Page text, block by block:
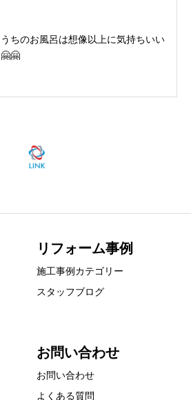
うちのお風呂は想像以上に気持ちいい
🤗🤗
リフォーム事例
施工事例カテゴリー
スタッフブログ
お問い合わせ
お問い合わせ
よくある質問